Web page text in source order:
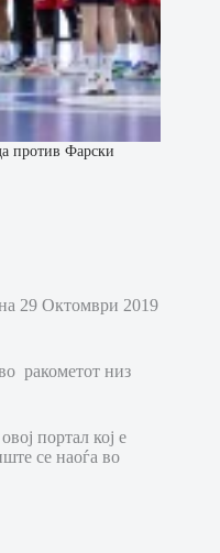
против Фарски
29 Октомври 2019
ракометот низ
портал кој е
се наоѓа во